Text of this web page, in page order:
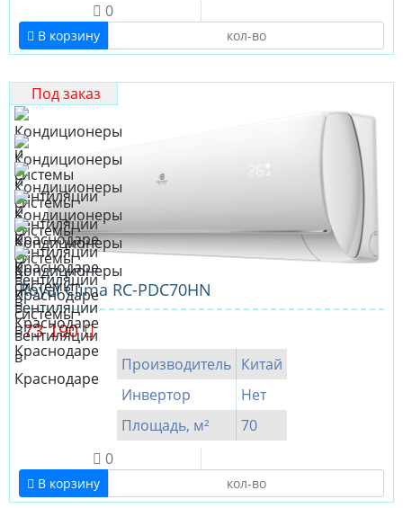
0
В корзину
Под заказ
Royal Clima RC-PDC70HN
73 190
Производитель Китай
Инвертор
Нет
Площадь, м²
70
0
В корзину